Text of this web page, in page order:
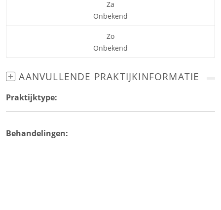
Za
Onbekend
Zo
Onbekend
AANVULLENDE PRAKTIJKINFORMATIE
Praktijktype:
Behandelingen: